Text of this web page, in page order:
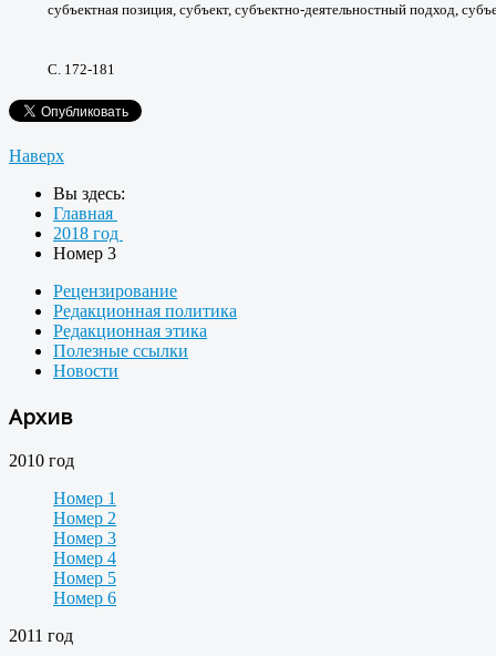
субъектная позиция, субъект, субъектно-деятельностный подход,
С. 172-181
Наверх
Вы здесь:
Главная
2018 год
Номер 3
Рецензирование
Редакционная политика
Редакционная этика
Полезные ссылки
Новости
Архив
2010 год
Номер 1
Номер 2
Номер 3
Номер 4
Номер 5
Номер 6
2011 год